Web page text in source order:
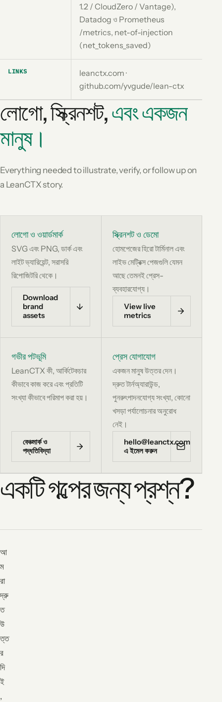
1.2 / CloudZero / Vantage),
Datadog ও Prometheus
/metrics, net-of-injection
(net_tokens_saved)
LINKS
leanctx.com ·
github.com/yvgude/lean-ctx
লোগো, স্ক্রিনশট,এবং একজন
মানুষ।
Everything needed to illustrate, verify, or follow up on
a LeanCTX story.
লোগো ও ওয়ার্ডমার্ক
SVG এবং PNG, ডার্ক এবং
লাইট ভ্যারিয়েন্ট, সরাসরি
রিপোজিটরি থেকে।
Download
brand
assets
স্ক্রিনশট ও ডেমো
হোমপেজের হিরো টার্মিনাল এবং
লাইভ মেট্রিক্স পেজগুলি যেমন
আছে তেমনই প্রেস-
ব্যবহারযোগ্য।
View live
metrics
গভীর পটভূমি
LeanCTX কী, আর্কিটেকচার
কীভাবে কাজ করে এবং প্রতিটি
সংখ্যা কীভাবে পরিমাপ করা হয়।
বেঞ্চমার্ক ও
পদ্ধতিবিদ্যা
প্রেস যোগাযোগ
একজন মানুষ উত্তর দেন।
দ্রুত টার্নঅ্যারাউন্ড,
পুনরুৎপাদনযোগ্য সংখ্যা, কোনো
খসড়া পর্যালোচনার অনুরোধ
নেই।
hello@leanctx.com
এ ইমেল করুন
একটি গল্পের জন্য প্রশ্ন?
আ
ম
রা
দ্রু
ত
উ
ত্ত
র
দি
ই
,